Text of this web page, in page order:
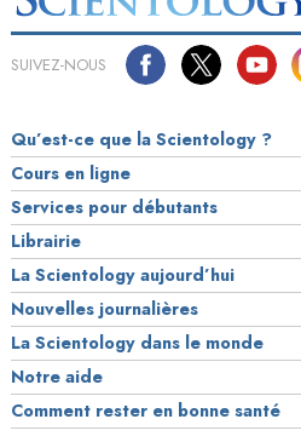
SUIVEZ-NOUS
Qu’est-ce que la Scientology ?
Cours en ligne
Services pour débutants
Librairie
La Scientology aujourd’hui
Nouvelles journalières
La Scientology dans le monde
Notre aide
Comment rester en bonne santé